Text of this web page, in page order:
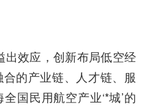
出效应，创新布局低空经
的产业链、人才链、服
国民用航空产业‘*城’的